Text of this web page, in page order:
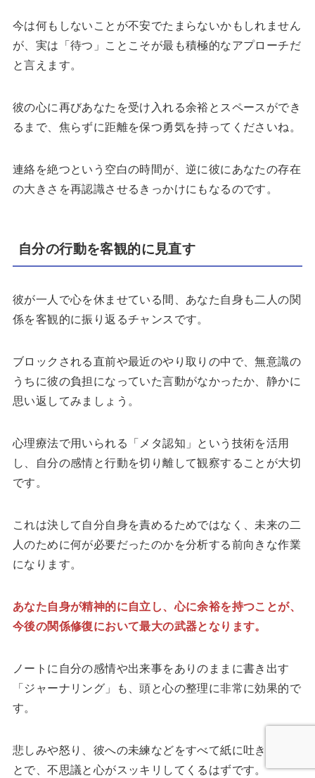
今は何もしないことが不安でたまらないかもしれません
が、実は「待つ」ことこそが最も積極的なアプローチだ
と言えます。
彼の心に再びあなたを受け入れる余裕とスペースができ
るまで、焦らずに距離を保つ勇気を持ってくださいね。
連絡を絶つという空白の時間が、逆に彼にあなたの存在
の大きさを再認識させるきっかけにもなるのです。
自分の行動を客観的に見直す
彼が一人で心を休ませている間、あなた自身も二人の関
係を客観的に振り返るチャンスです。
ブロックされる直前や最近のやり取りの中で、無意識の
うちに彼の負担になっていた言動がなかったか、静かに
思い返してみましょう。
心理療法で用いられる「メタ認知」という技術を活用
し、自分の感情と行動を切り離して観察することが大切
です。
これは決して自分自身を責めるためではなく、未来の二
人のために何が必要だったのかを分析する前向きな作業
になります。
あなた自身が精神的に自立し、心に余裕を持つことが、
今後の関係修復において最大の武器となります。
ノートに自分の感情や出来事をありのままに書き出す
「ジャーナリング」も、頭と心の整理に非常に効果的で
す。
悲しみや怒り、彼への未練などをすべて紙に吐き出すこ
とで、不思議と心がスッキリしてくるはずです。